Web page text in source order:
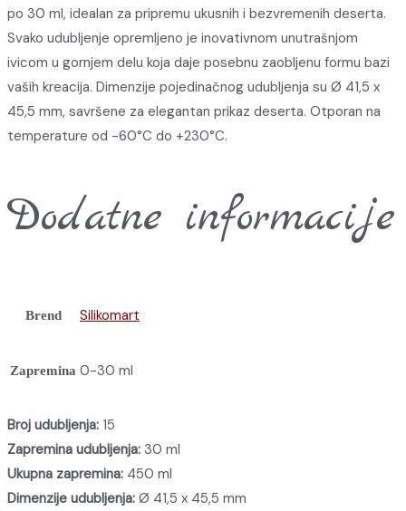
po 30 ml, idealan za pripremu ukusnih i bezvremenih deserta.
Svako udubljenje opremljeno je inovativnom unutrašnjom
ivicom u gornjem delu koja daje posebnu zaobljenu formu bazi
vaših kreacija. Dimenzije pojedinačnog udubljenja su Ø 41,5 x
45,5 mm, savršene za elegantan prikaz deserta. Otporan na
temperature od -60°C do +230°C.
Dodatne informacije
Brend Silikomart
Zapremina 0-30 ml
Broj udubljenja: 15
Zapremina udubljenja: 30 ml
Ukupna zapremina: 450 ml
Dimenzije udubljenja: Ø 41,5 x 45,5 mm